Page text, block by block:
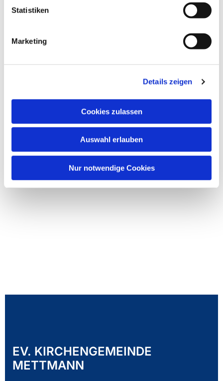
Statistiken
Marketing
Details zeigen
Cookies zulassen
Auswahl erlauben
Nur notwendige Cookies
Dies könnte Sie auch
EV. KIRCHENGEMEINDE
METTMANN